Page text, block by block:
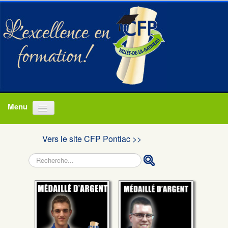
Programmes
Actualités
Nous joindre
Vers le site CFP Pontiac >>
Rechercher